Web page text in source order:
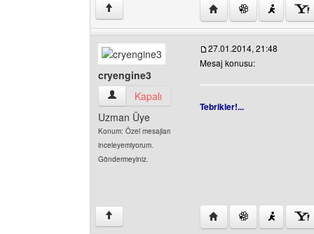
↑ Yazarın web sitesini
cryengine3
cryengine3 Kullanıcının profilini görüntüle
Kapalı
Uzman Üye
Konum: Özel mesajları
inceleyemiyorum.
Göndermeyiniz.
27.01.2014, 21:48
Mesaj konusu:
Tebrikler!...
↑ Yazarın web sitesini